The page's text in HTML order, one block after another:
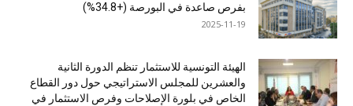
بفرص صاعدة في البورصة (+34.8%)
2025-11-19
الهيئة التونسية للاستثمار تنظم الدورة الثانية
والعشرين للمجلس الاستراتيجي حول دور القطاع
الخاص في بلورة الإصلاحات وفرص الاستثمار في